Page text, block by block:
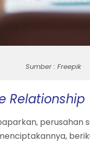
Sumber : Freepik
Relationship
perusahan